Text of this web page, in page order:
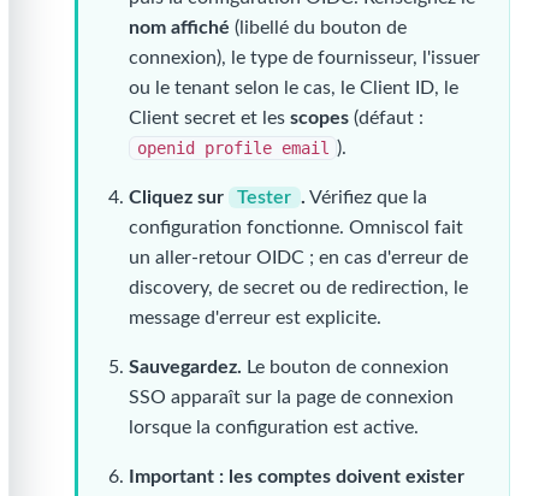
nom affiché (libellé du bouton de
connexion), le type de fournisseur, l'issuer
ou le tenant selon le cas, le Client ID, le
Client secret et lesscopes (défaut :
openid profile email
).
Cliquez sur Tester . Vérifiez que la
configuration fonctionne. Omniscol fait
un aller-retour OIDC ; en cas d'erreur de
discovery, de secret ou de redirection, le
message d'erreur est explicite.
Sauvegardez. Le bouton de connexion
SSO apparaît sur la page de connexion
lorsque la configuration est active.
Important : les comptes doivent exister